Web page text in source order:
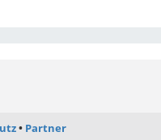
Partner